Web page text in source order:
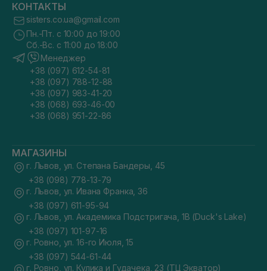
КОНТАКТЫ
sisters.co.ua@gmail.com
Пн.-Пт. с 10:00 до 19:00
Сб.-Вс. с 11:00 до 18:00
Менеджер
+38 (097) 612-54-81
+38 (097) 788-12-88
+38 (097) 983-41-20
+38 (068) 693-46-00
+38 (068) 951-22-86
МАГАЗИНЫ
г. Львов, ул. Степана Бандеры, 45
+38 (098) 778-13-79
г. Львов, ул. Ивана Франка, 36
+38 (097) 611-95-94
г. Львов, ул. Академика Подстригача, 1В (Duck's Lake)
+38 (097) 101-97-16
г. Ровно, ул. 16-го Июля, 15
+38 (097) 544-61-44
г. Ровно, ул. Кулика и Гудачека, 23 (ТЦ Экватор)